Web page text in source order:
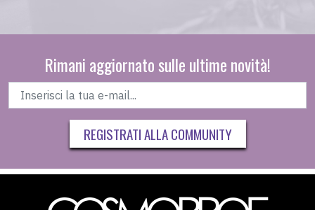
Rimani aggiornato sulle ultime novità!
REGISTRATI ALLA COMMUNITY